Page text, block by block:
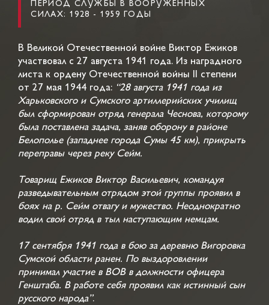
ПЕРИОД СЛУЖБЫ В ВООРУЖЕННЫХ
СИЛАХ: 1928 - 1959 ГОДЫ
В Великой Отечественной войне Виктор Ежиков
участвовал с 27 августа 1941 года. Из наградного
листа к ордену Отечественной войны II степени
от 27 мая 1944 года: “28 августа 1941 года из
Харьковского и Сумского артиллерийских училищ
был сформирован отряд генерала Чеснова, которому
была поставлена задача, заняв оборону в районе
Белополье (западнее города Сумы 45 км), прикрыть
переправы через реку Сейм.
Товарищ Ежиков Виктор Васильевич, командуя
разведывательным отрядом этой группы проявил в
боях на р. Сейм отвагу и мужество. Неоднократно
водил свой отряд в тыл наступающим немцам.
17 сентября 1941 года в бою за деревню Вигоровка
Сумской области ранен. По выздоровлении
принимал участие в ВОВ в должности офицера
Генштаба. В работе себя проявил как истинный сын
русского народа”.